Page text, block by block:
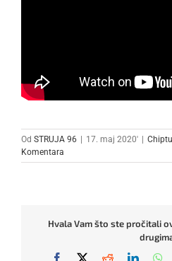
Od STRUJA 96 17. maj 2020'
Komentara
Hvala Vam što ste pročitali
Facebook
X Reddit